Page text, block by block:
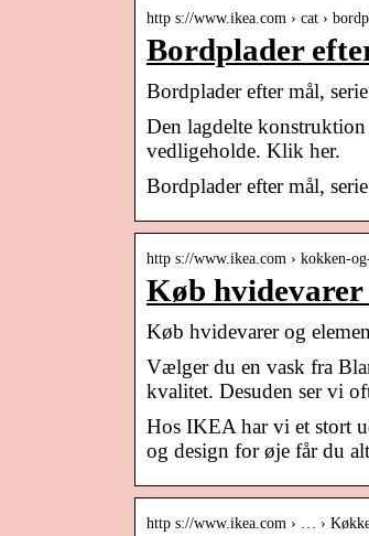
http s://www.ikea.com › cat ›
Bordplader
Bordplader efter mål,
Den lagdelte
vedligeholde. Klik her.
Bordplader efter mål, serie
http s://www.ikea.com › kokken-
Køb
Køb hvidevarer og
Vælger du en vask fra
kvalitet. Desuden ser vi
Hos IKEA har vi et stort
og design for øje får du
http s://www.ikea.com › … ›